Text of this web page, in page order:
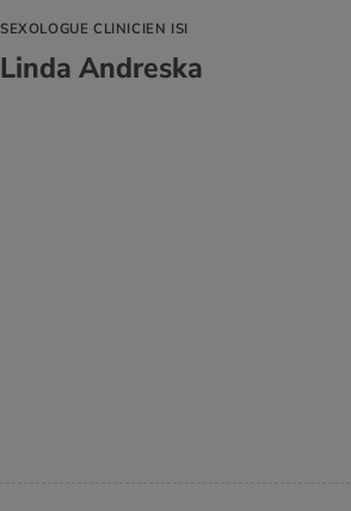
SEXOLOGUE CLINICIEN ISI
Linda Andreska